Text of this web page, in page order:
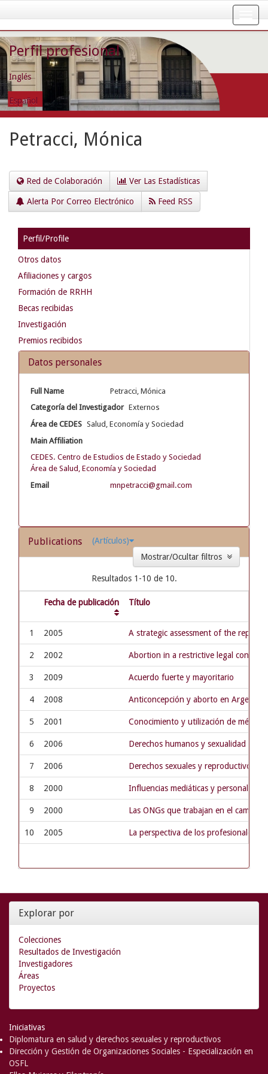
navigation
Perfil profesional
Inglés
Español
Petracci, Mónica
Red de Colaboración Ver Las Estadísticas
Alerta Por Correo Electrónico Feed RSS
Perfil/Profile
Otros datos
Afiliaciones y cargos
Formación de RRHH
Becas recibidas
Investigación
Premios recibidos
Datos personales
Full Name
Petracci, Mónica
Categoría del Investigador Externos
Área de CEDES Salud, Economía y Sociedad
Main Affiliation
CEDES. Centro de Estudios de Estado y Sociedad
Área de Salud, Economía y Sociedad
Email
mnpetracci@gmail.com
Publications
(Artículos)
Resultados 1-10 de 10.
Fecha de publicación Título
1 2005 A strategic assessment of the
2 2002 Abortion in a restrictive legal
3 2009 Acuerdo fuerte y mayoritario
4 2008 Anticoncepción y aborto en
5 2001 Conocimiento y utilización de
6 2006 Derechos humanos y sexualidad en
7 2006 Derechos sexuales y reproductivos
8 2000 Influencias mediáticas y personales
9 2000 Las ONGs que trabajan en el campo
10 2005 La perspectiva de los profesionales
Explorar por
Colecciones
Resultados de Investigación
Investigadores
Áreas
Proyectos
Iniciativas
Diplomatura en salud y derechos sexuales y reproductivos
Dirección y Gestión de Organizaciones Sociales - Especialización en
OSFL